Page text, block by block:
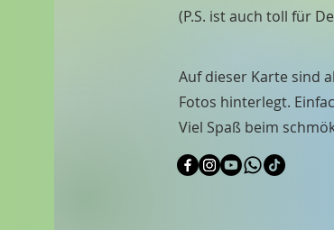
(P.S. ist auch toll für
Auf dieser Karte sind
Fotos hinterlegt.
Viel Spaß beim